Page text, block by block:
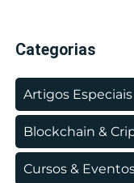
Categorias
Artigos Especiais
Blockchain &
Cursos &